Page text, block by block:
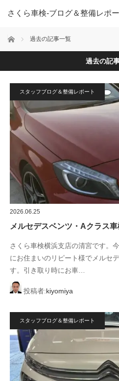
さくら車検‐ブログ＆整備レポ
ホーム 過去の記事一覧
過去の記
スタッフブログ＆整備レポート
2026.06.25
メルセデスベンツ・Aクラス
さくら車検横浜支店の清宮です。
にお住まいのリピート様でメルセ
す。引き取り時にお車…
投稿者:kiyomiya
スタッフブログ＆整備レポート